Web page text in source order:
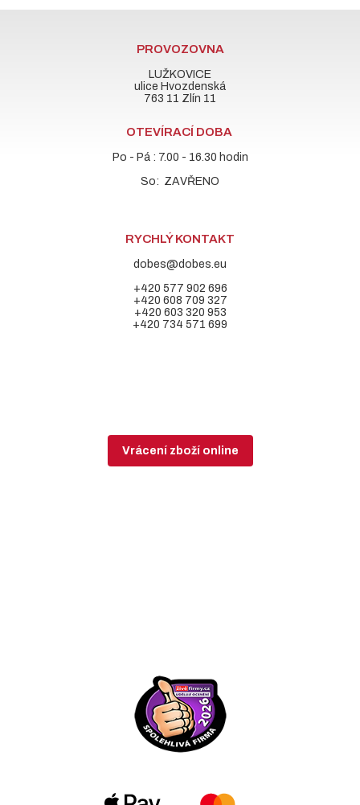
PROVOZOVNA
LUŽKOVICE
ulice Hvozdenská
763 11 Zlín 11
OTEVÍRACÍ DOBA
Po - Pá : 7.00 - 16.30 hodin
So: ZAVŘENO
RYCHLÝ KONTAKT
dobes@dobes.eu
+420 577 902 696
+420 608 709 327
+420 603 320 953
+420 734 571 699
Vrácení zboží online